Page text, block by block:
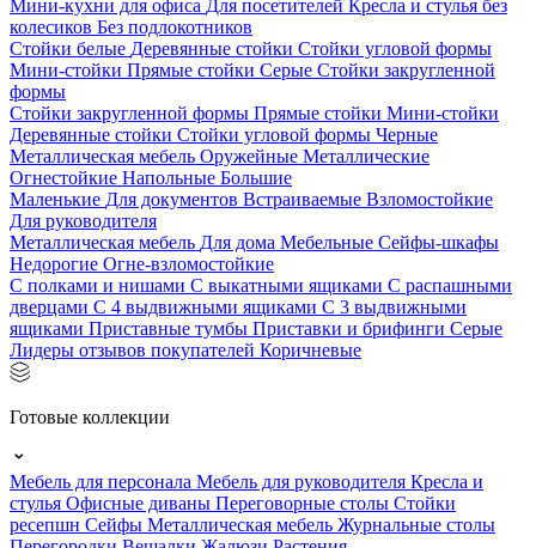
Мини-кухни для офиса Для посетителей Кресла и стулья без
колесиков Без подлокотников
Стойки белые Деревянные стойки Стойки угловой формы
Мини-стойки Прямые стойки Серые Стойки закругленной
формы
Стойки закругленной формы Прямые стойки Мини-стойки
Деревянные стойки Стойки угловой формы Черные
Металлическая мебель Оружейные Металлические
Огнестойкие Напольные Большие
Маленькие Для документов Встраиваемые Взломостойкие
Для руководителя
Металлическая мебель Для дома Мебельные Сейфы-шкафы
Недорогие Огне-взломостойкие
С полками и нишами С выкатными ящиками С распашными
дверцами С 4 выдвижными ящиками С 3 выдвижными
ящиками Приставные тумбы Приставки и брифинги Серые
Лидеры отзывов покупателей Коричневые
Готовые коллекции
Мебель для персонала Мебель для руководителя Кресла и
стулья Офисные диваны Переговорные столы Стойки
ресепшн Сейфы Металлическая мебель Журнальные столы